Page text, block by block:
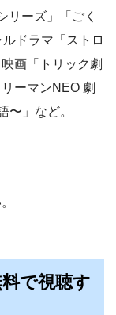
リーズ」「ごく
ドラマ「ストロ
画「トリック劇
ーマンNEO 劇
〜」など。
で視聴す